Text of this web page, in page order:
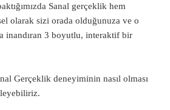
Sanal gerçeklik hem
olarak sizi orada olduğunuza ve o
inandıran 3 boyutlu, interaktif bir
Gerçeklik deneyiminin nasıl olması